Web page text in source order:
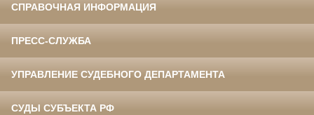
СПРАВОЧНАЯ ИНФОРМАЦИЯ
ПРЕСС-СЛУЖБА
УПРАВЛЕНИЕ СУДЕБНОГО ДЕПАРТАМЕНТА
СУДЫ СУБЪЕКТА РФ